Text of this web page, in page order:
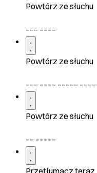
Powtórz ze słuchu
Powtórz ze słuchu
Powtórz ze słuchu
Przetłumacz teraz